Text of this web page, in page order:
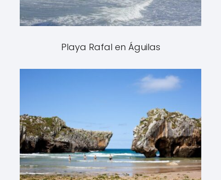
Playa Rafal en Águilas